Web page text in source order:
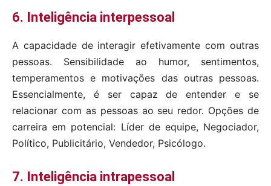
6. Inteligência interpessoal
A capacidade de interagir efetivamente com outras
pessoas. Sensibilidade ao humor, sentimentos,
temperamentos e motivações das outras pessoas.
Essencialmente, é ser capaz de entender e se
relacionar com as pessoas ao seu redor. Opções de
carreira em potencial: Líder de equipe, Negociador,
Político, Publicitário, Vendedor, Psicólogo.
7. Inteligência intrapessoal